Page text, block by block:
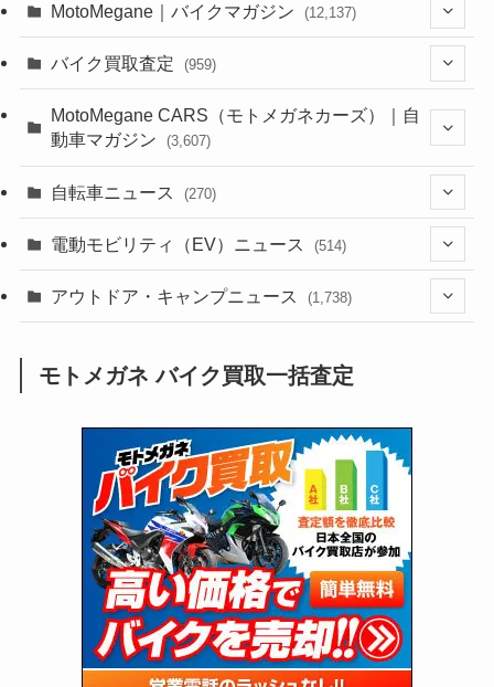
MotoMegane｜バイクマガジン (12,137)
(44)
(639)
(118)
(60)
(31)
(51)
(34)
(5)
(12)
(64)
(109)
(252)
(38)
(24)
(16)
(25)
(24)
(47)
(15)
(5)
(249)
(64)
(16)
(62)
(4)
(6)
(17)
(5)
(306)
(6,957)
(2,473)
(249)
(1,226)
(12)
(131)
(38)
(131)
(167)
(85)
(21)
(61)
(171)
(98)
(13)
(60)
(274)
(171)
(38)
(47)
(59)
(66)
(16)
(141)
(255)
(204)
(1,142)
(166)
(23)
(33)
(34)
(35)
(41)
(415)
(16)
バイク買取査定 (959)
(352)
MotoMegane CARS（モトメガネカーズ）｜自
動車マガジン
(3,607)
(186)
(137)
(74)
(2,744)
(126)
(170)
自転車ニュース (270)
(54)
(211)
電動モビリティ（EV）ニュース (514)
(132)
(171)
(118)
(27)
アウトドア・キャンプニュース (1,738)
(1,605)
(147)
(13)
(19)
(12)
(16)
モトメガネ バイク買取一括査定